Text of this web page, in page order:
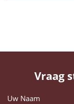
Vraag
Uw Naam